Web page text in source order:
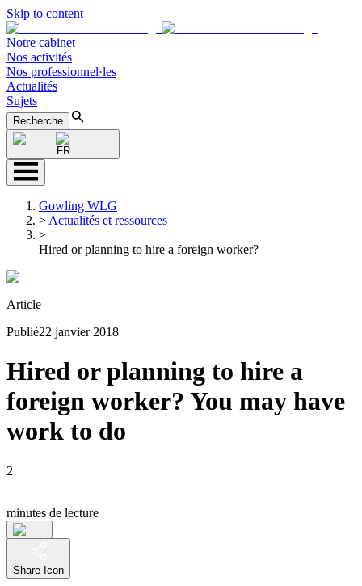
Skip to content
Notre cabinet
Nos activités
Nos professionnel·les
Actualités
Sujets
Recherche
FR
Gowling WLG
> Actualités et ressources
>
Hired or planning to hire a foreign worker?
Article
Publié22 janvier 2018
Hired or planning to hire a
foreign worker? You may have
work to do
2
minutes de lecture
Share Icon